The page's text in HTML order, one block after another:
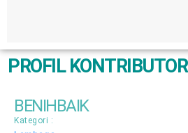
PROFIL KONTRIBUTOR
BENIHBAIK
Kategori :